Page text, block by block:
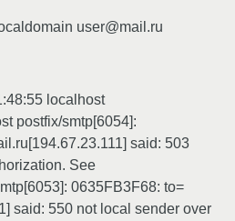
user@mail.ru
localhost
postfix/smtp[6054]:
said: 503
See
0635FB3F68: to=
said: 550 not local sender over